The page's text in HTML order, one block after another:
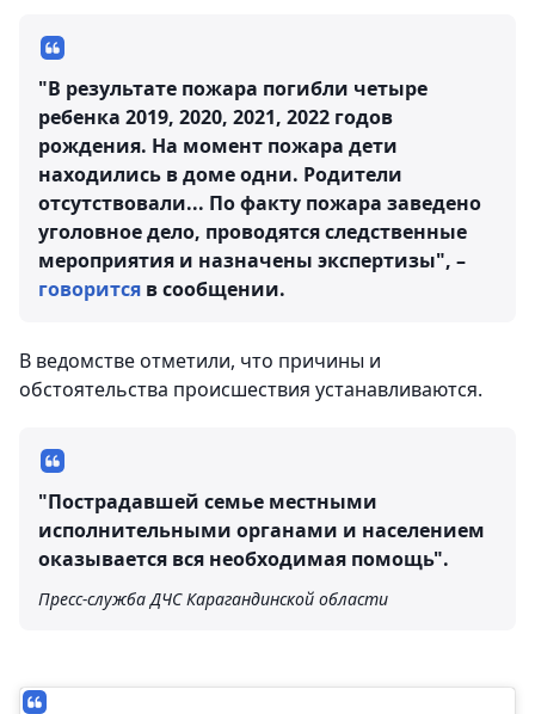
"В результате пожара погибли четыре
ребенка 2019, 2020, 2021, 2022 годов
рождения. На момент пожара дети
находились в доме одни. Родители
отсутствовали... По факту пожара заведено
уголовное дело, проводятся следственные
мероприятия и назначены экспертизы", –
говорится в сообщении.
В ведомстве отметили, что причины и
обстоятельства происшествия устанавливаются.
"Пострадавшей семье местными
исполнительными органами и населением
оказывается вся необходимая помощь".
Пресс-служба ДЧС Карагандинской области